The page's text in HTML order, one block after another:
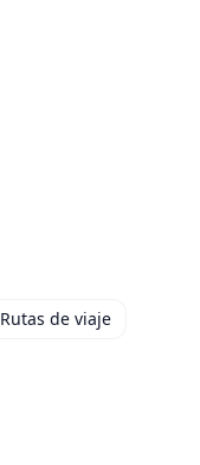
Rutas de viaje